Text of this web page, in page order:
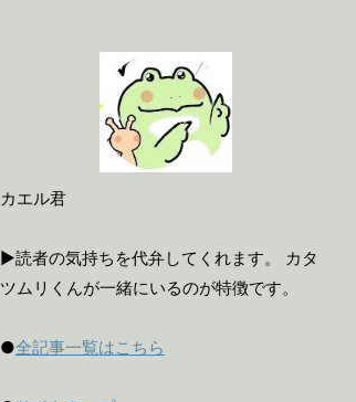
カエル君
▶読者の気持ちを代弁してくれます。 カタ
ツムリくんが一緒にいるのが特徴です。
●全記事一覧はこちら